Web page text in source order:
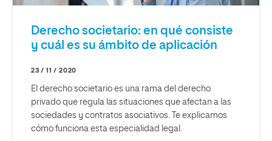
Derecho societario: en qué consiste
y cuál es su ámbito de aplicación
23 / 11 / 2020
El derecho societario es una rama del derecho
privado que regula las situaciones que afectan a las
sociedades y contratos asociativos. Te explicamos
cómo funciona esta especialidad legal.